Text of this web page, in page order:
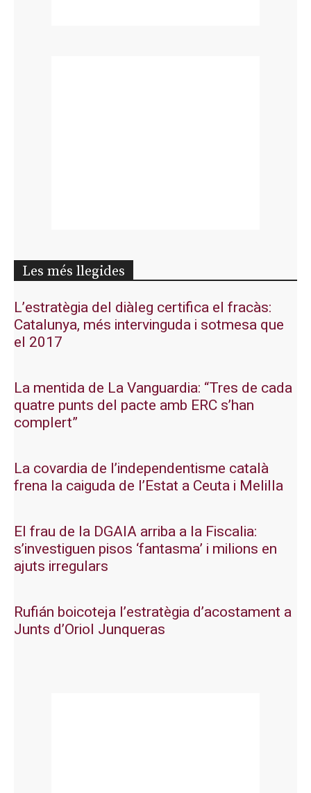
Les més llegides
L’estratègia del diàleg certifica el fracàs:
Catalunya, més intervinguda i sotmesa que
el 2017
La mentida de La Vanguardia: “Tres de cada
quatre punts del pacte amb ERC s’han
complert”
La covardia de l’independentisme català
frena la caiguda de l’Estat a Ceuta i Melilla
El frau de la DGAIA arriba a la Fiscalia:
s’investiguen pisos ‘fantasma’ i milions en
ajuts irregulars
Rufián boicoteja l’estratègia d’acostament a
Junts d’Oriol Junqueras